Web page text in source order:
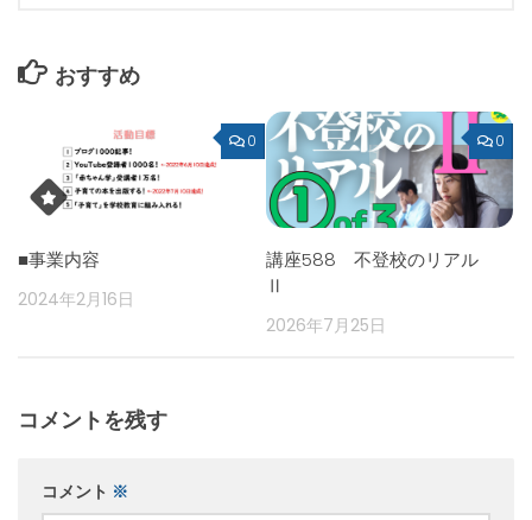
おすすめ
0
■事業内容
2024年2月16日
0
講座588 不登校のリアル
Ⅱ
2026年7月25日
コメントを残す
コメント ※